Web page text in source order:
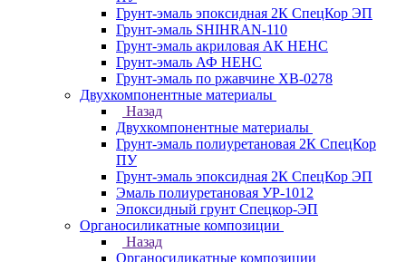
Грунт-эмаль эпоксидная 2К СпецКор ЭП
Грунт-эмаль SHIHRAN-110
Грунт-эмаль акриловая АК НЕНС
Грунт-эмаль АФ НЕНС
Грунт-эмаль по ржавчине ХВ-0278
Двухкомпонентные материалы
Назад
Двухкомпонентные материалы
Грунт-эмаль полиуретановая 2К СпецКор
ПУ
Грунт-эмаль эпоксидная 2К СпецКор ЭП
Эмаль полиуретановая УР-1012
Эпоксидный грунт Спецкор-ЭП
Органосиликатные композиции
Назад
Органосиликатные композиции